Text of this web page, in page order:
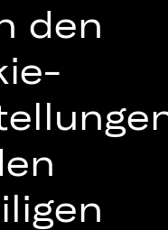
auf der
UND
den